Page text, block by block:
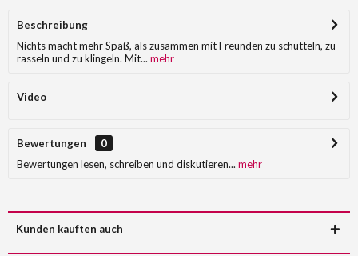
Beschreibung
Nichts macht mehr Spaß, als zusammen mit Freunden zu schütteln, zu
rasseln und zu klingeln. Mit... mehr
Video
Bewertungen
0
Bewertungen lesen, schreiben und diskutieren... mehr
Kunden kauften auch